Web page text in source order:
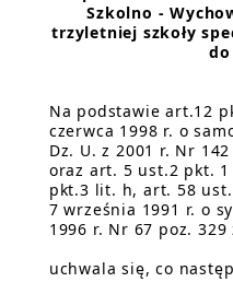
Szkolno -
trzyletniej szkoły
Na podstawie art.12
czerwca 1998 r. o
Dz. U. z 2001 r. Nr
oraz art. 5 ust.2 pkt.
pkt.3 lit. h, art. 58
7 września 1991 r. o
1996 r. Nr 67 poz.
uchwala się, co